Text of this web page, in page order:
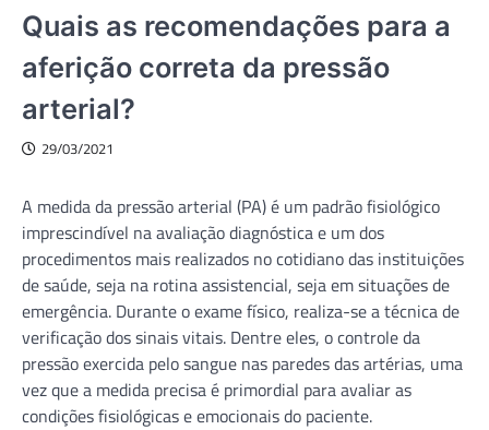
Quais as recomendações para a
aferição correta da pressão
arterial?
29/03/2021
A medida da pressão arterial (PA) é um padrão fisiológico
imprescindível na avaliação diagnóstica e um dos
procedimentos mais realizados no cotidiano das instituições
de saúde, seja na rotina assistencial, seja em situações de
emergência. Durante o exame físico, realiza-se a técnica de
verificação dos sinais vitais. Dentre eles, o controle da
pressão exercida pelo sangue nas paredes das artérias, uma
vez que a medida precisa é primordial para avaliar as
condições fisiológicas e emocionais do paciente.